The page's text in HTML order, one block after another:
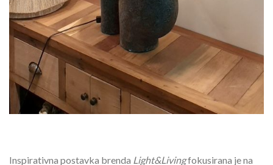
Inspirativna postavka brenda Light&Livingfokusirana je na